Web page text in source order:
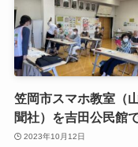
笠岡市スマホ教室（
聞社）を吉田公民館
2023年10月12日